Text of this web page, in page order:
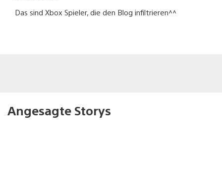
Das sind Xbox Spieler, die den Blog infiltrieren^^
Angesagte Storys